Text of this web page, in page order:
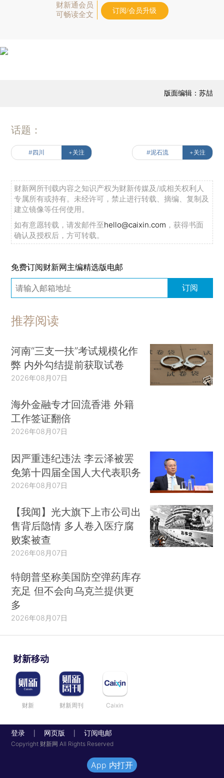
财新通会员
可畅读全文
订阅/会员升级
版面编辑：苏喆
话题：
#四川 +关注 #泥石流 +关注
财新网所刊载内容之知识产权为财新传媒及/或相关权利人
专属所有或持有。未经许可，禁止进行转载、摘编、复制及
建立镜像等任何使用。
如有意愿转载，请发邮件至hello@caixin.com ，获得书面
确认及授权后，方可转载。
免费订阅财新网主编精选版电邮
订阅
推荐阅读
河南“三支一扶”考试规模化作
弊 内外勾结提前获取试卷
2026年08月07日
海外金融专才回流香港 外籍
工作签证翻倍
2026年08月07日
因严重违纪违法 李云泽被罢
免第十四届全国人大代表职务
2026年08月07日
【我闻】光大旗下上市公司出
售背后隐情 多人卷入医疗腐
败案被查
2026年08月07日
特朗普坚称美国防空弹药库存
充足 但不会向乌克兰提供更
多
2026年08月07日
财新移动
财新 财新周刊 Caixin
登录 网页版 订阅电邮
Copyright 财新网 All Rights Reserved
App 内打开